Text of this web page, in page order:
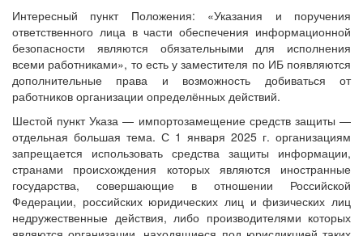
Интересный пункт Положения: «Указания и поручения
ответственного лица в части обеспечения информационной
безопасности являются обязательными для исполнения
всеми работниками», то есть у заместителя по ИБ появляются
дополнительные права и возможность добиваться от
работников организации определённых действий.
Шестой пункт Указа — импортозамещение средств защиты —
отдельная большая тема. С 1 января 2025 г. организациям
запрещается использовать средства защиты информации,
странами происхождения которых являются иностранные
государства, совершающие в отношении Российской
Федерации, российских юридических лиц и физических лиц
недружественные действия, либо производителями которых